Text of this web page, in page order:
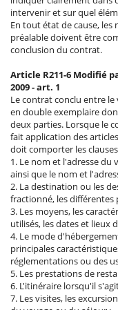
intervenir et sur quel
En tout état de cause,
préalable doivent être
conclusion du contrat.
Article R211-6 Modifié
2009 - art. 1
Le contrat conclu entre
en double exemplaire
deux parties. Lorsque le
fait application des
doit comporter les
1. Le nom et l'adresse du
ainsi que le nom et
2. La destination ou les
fractionné, les différentes
3. Les moyens, les
utilisés, les dates et lieux
4. Le mode
principales
réglementations ou des
5. Les prestations de
6. L'itinéraire lorsqu'il
7. Les visites, les